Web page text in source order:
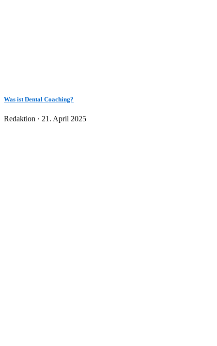
Was ist Dental Coaching?
Redaktion · Veröffentlicht
21. April 2025